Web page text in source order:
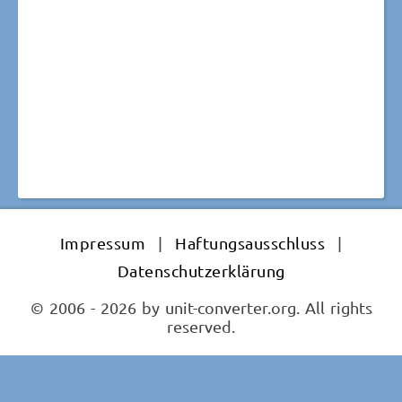
Impressum | Haftungsausschluss
|
Datenschutzerklärung
© 2006 - 2026 by unit-converter.org. All rights
reserved.